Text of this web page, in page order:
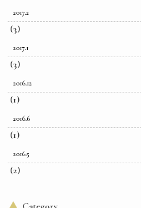
2017.2
(3)
2017.1
(3)
2016.12
(1)
2016.6
(1)
2016.5
(2)